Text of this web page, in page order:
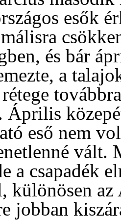
esők
és bár
a
Április
eső nem
vált.
a csapadék
különösen
jobban